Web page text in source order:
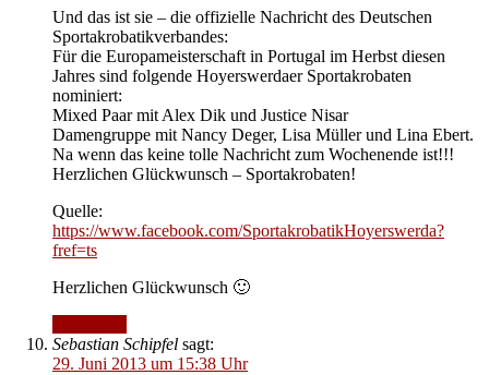
Und das ist sie – die offizielle Nachricht des Deutschen
Sportakrobatikverbandes:
Für die Europameisterschaft in Portugal im Herbst diesen
Jahres sind folgende Hoyerswerdaer Sportakrobaten
nominiert:
Mixed Paar mit Alex Dik und Justice Nisar
Damengruppe mit Nancy Deger, Lisa Müller und Lina Ebert.
Na wenn das keine tolle Nachricht zum Wochenende ist!!!
Herzlichen Glückwunsch – Sportakrobaten!
Quelle:
https://www.facebook.com/SportakrobatikHoyerswerda?
fref=ts
Herzlichen Glückwunsch 🙂
Sebastian Schipfel sagt:
29. Juni 2013 um 15:38 Uhr